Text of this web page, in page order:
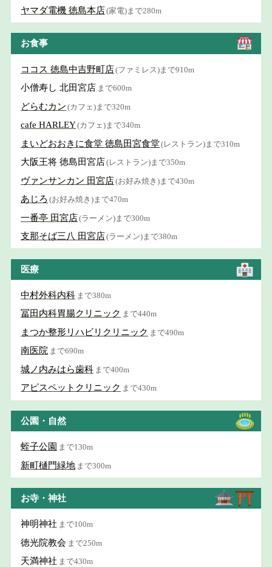
ヤマダ電機 徳島本店(家電)まで280m
お食事
ココス 徳島中吉野町店(ファミレス)まで910m
小僧寿し 北田宮店 まで600m
どらむカン (カフェ)まで320m
cafe HARLEY(カフェ)まで340m
まいどおおきに食堂 徳島田宮食堂(レストラン)まで310m
大阪王将 徳島田宮店(レストラン)まで350m
ヴァンサンカン 田宮店(お好み焼き)まで430m
あじろ (お好み焼き)まで470m
一番亭 田宮店(ラーメン)まで300m
支那そば三八 田宮店(ラーメン)まで380m
医療
中村外科内科 まで380m
冨田内科胃腸クリニック まで440m
まつか整形リハビリクリニック まで490m
南医院 まで690m
城ノ内みはら歯科 まで400m
アピスペットクリニック まで430m
公園・自然
蛭子公園 まで130m
新町樋門緑地 まで300m
お寺・神社
神明神社 まで100m
徳光院教会 まで250m
天満神社 まで430m